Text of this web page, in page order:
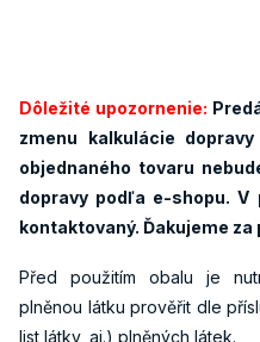
Dôležité upozornenie:
zmenu kalkulácie
objednaného tovaru
dopravy podľa e-shopu. V
kontaktovaný. Ďakujeme za
Před použitím obalu je
plněnou látku prověřit dle
list látky, aj.) plněných látek.